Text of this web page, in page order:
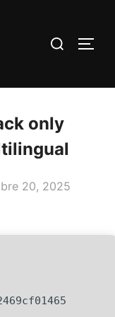
Rechercher :
only
20, 2025